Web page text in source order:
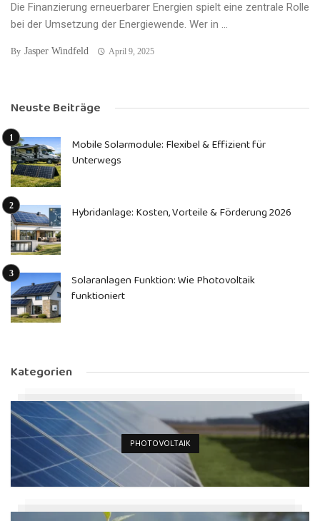
Die Finanzierung erneuerbarer Energien spielt eine zentrale Rolle
bei der Umsetzung der Energiewende. Wer in ...
By Jasper Windfeld April 9, 2025
Neuste Beiträge
Mobile Solarmodule: Flexibel & Effizient für
Unterwegs
Hybridanlage: Kosten, Vorteile & Förderung 2026
Solaranlagen Funktion: Wie Photovoltaik
funktioniert
Kategorien
PHOTOVOLTAIK